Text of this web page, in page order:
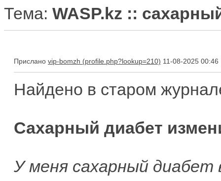
Тема: WASP.kz ::
Прислано vip-bomzh 11-08-2025 00:46
Найдено в старом
Сахарный диабет
У меня сахарный диабет